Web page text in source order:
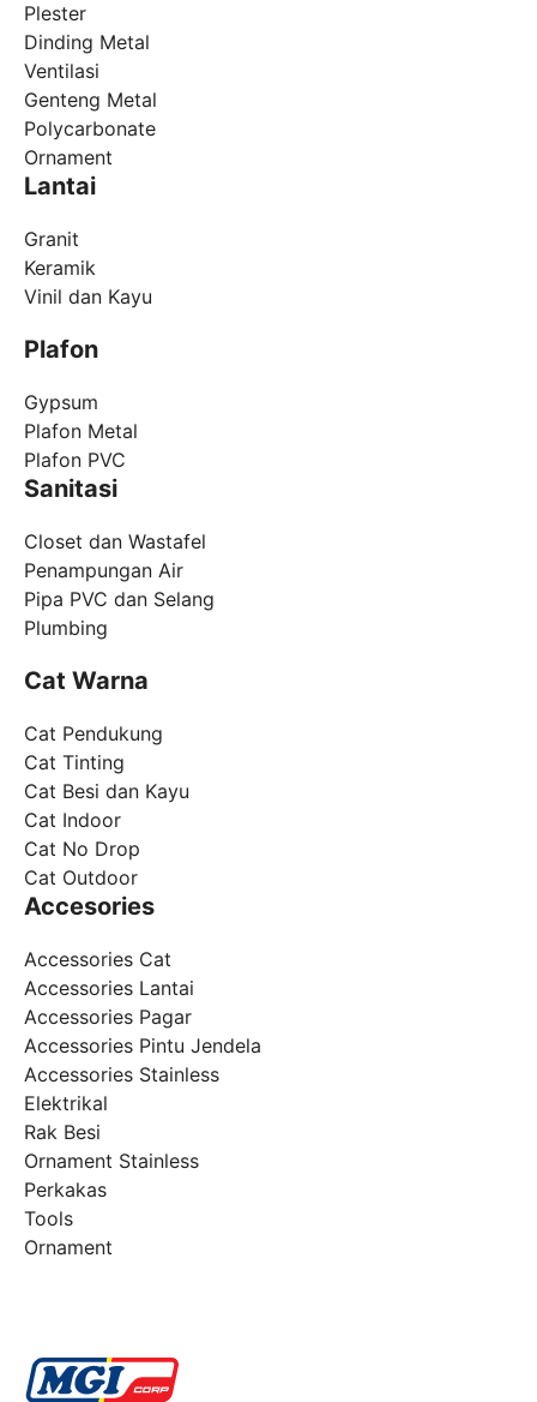
Plester
Dinding Metal
Ventilasi
Genteng Metal
Polycarbonate
Ornament
Lantai
Granit
Keramik
Vinil dan Kayu
Plafon
Gypsum
Plafon Metal
Plafon PVC
Sanitasi
Closet dan Wastafel
Penampungan Air
Pipa PVC dan Selang
Plumbing
Cat Warna
Cat Pendukung
Cat Tinting
Cat Besi dan Kayu
Cat Indoor
Cat No Drop
Cat Outdoor
Accesories
Accessories Cat
Accessories Lantai
Accessories Pagar
Accessories Pintu Jendela
Accessories Stainless
Elektrikal
Rak Besi
Ornament Stainless
Perkakas
Tools
Ornament